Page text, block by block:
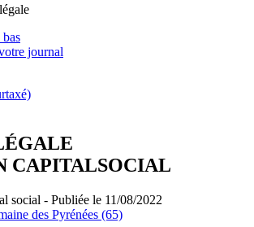
journal
CAPITALSOCIAL
social - Publiée le 11/08/2022
des Pyrénées (65)